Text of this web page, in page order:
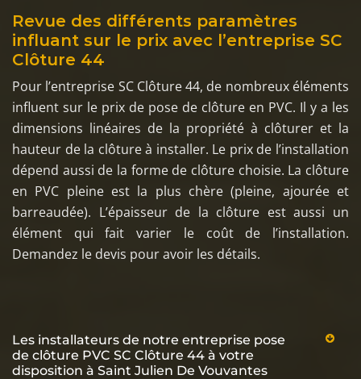
Revue des différents paramètres
influant sur le prix avec l’entreprise SC
Clôture 44
Pour l’entreprise SC Clôture 44, de nombreux éléments
influent sur le prix de pose de clôture en PVC. Il y a les
dimensions linéaires de la propriété à clôturer et la
hauteur de la clôture à installer. Le prix de l’installation
dépend aussi de la forme de clôture choisie. La clôture
en PVC pleine est la plus chère (pleine, ajourée et
barreaudée). L’épaisseur de la clôture est aussi un
élément qui fait varier le coût de l’installation.
Demandez le devis pour avoir les détails.
Les installateurs de notre entreprise pose
de clôture PVC SC Clôture 44 à votre
disposition à Saint Julien De Vouvantes